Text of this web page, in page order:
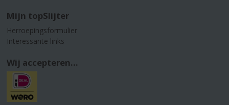
Mijn topSlijter
Herroepingsformulier
Interessante links
Wij accepteren...